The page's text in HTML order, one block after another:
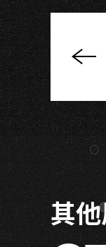
欣
久
違
了
音
樂
會
－
高
其